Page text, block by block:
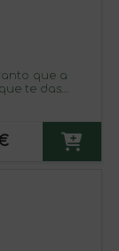
que a
te das
System.